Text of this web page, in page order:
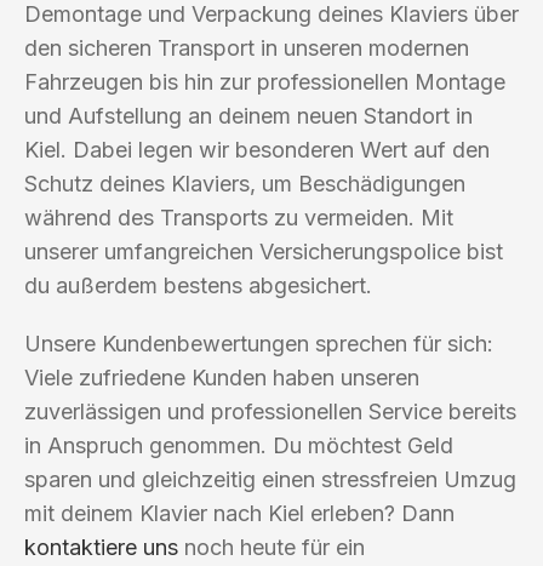
Demontage und Verpackung deines Klaviers über
den sicheren Transport in unseren modernen
Fahrzeugen bis hin zur professionellen Montage
und Aufstellung an deinem neuen Standort in
Kiel. Dabei legen wir besonderen Wert auf den
Schutz deines Klaviers, um Beschädigungen
während des Transports zu vermeiden. Mit
unserer umfangreichen Versicherungspolice bist
du außerdem bestens abgesichert.
Unsere Kundenbewertungen sprechen für sich:
Viele zufriedene Kunden haben unseren
zuverlässigen und professionellen Service bereits
in Anspruch genommen. Du möchtest Geld
sparen und gleichzeitig einen stressfreien Umzug
mit deinem Klavier nach Kiel erleben? Dann
kontaktiere uns noch heute für ein